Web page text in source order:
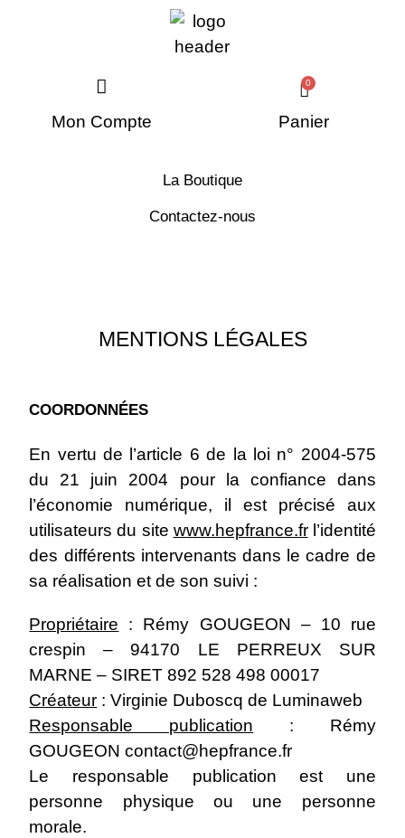
Mon Compte
0
Panier
La Boutique
Contactez-nous
MENTIONS LÉGALES
COORDONNÉES
En vertu de l’article 6 de la loi n° 2004-575
du 21 juin 2004 pour la confiance dans
l’économie numérique, il est précisé aux
utilisateurs du site www.hepfrance.frl’identité
des différents intervenants dans le cadre de
sa réalisation et de son suivi :
Propriétaire : Rémy GOUGEON – 10 rue
crespin – 94170 LE PERREUX SUR
MARNE – SIRET 892 528 498 00017
Créateur : Virginie Duboscq de Luminaweb
Responsable publication : Rémy
GOUGEONcontact@hepfrance.fr
Le responsable publication est une
personne physique ou une personne
morale.